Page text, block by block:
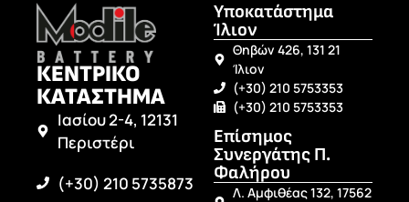
ΚΕΝΤΡΙΚΟ
ΚΑΤΑΣΤΗΜΑ
Ιασίου 2-4, 12131
Περιστέρι
(+30) 210 5735873
Υποκατάστημα
Ίλιον
Θηβών 426, 131 21
Ίλιον
(+30) 210 5753353
(+30) 210 5753353
Επίσημος
Συνεργάτης Π.
Φαλήρου
Λ. Αμφιθέας 132, 17562